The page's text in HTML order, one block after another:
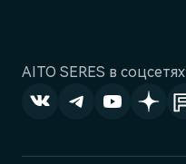
AITO SERES в соцсетях